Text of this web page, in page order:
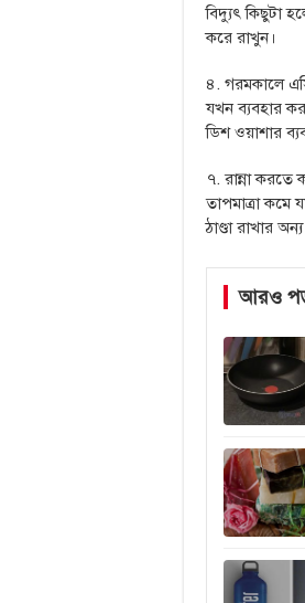
বিদ্যুৎ কিছুটা
করে রাখুন।
৪. গরমকালে
যখন ব্যবহার
ডিশ ওয়াশার
৭. রান্না
তাপমাত্রা কমে
ঠাণ্ডা রাখার
আরও